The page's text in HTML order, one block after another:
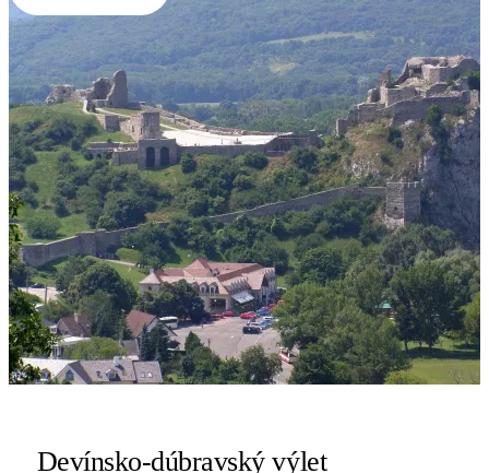
Devínsko-dúbravský výlet